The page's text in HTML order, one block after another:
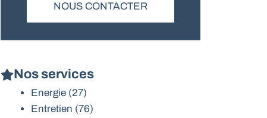
NOUS CONTACTER
Nos services
Energie (27)
Entretien (76)